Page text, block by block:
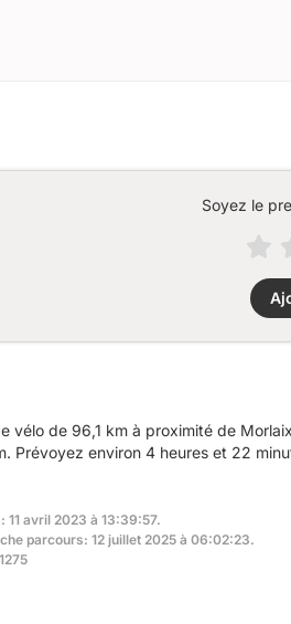
Soyez le
vélo de 96,1 km à proximité de
Prévoyez environ 4 heures et 22
11 avril 2023 à 13:39:57.
parcours: 12 juillet 2025 à 06:02:23.